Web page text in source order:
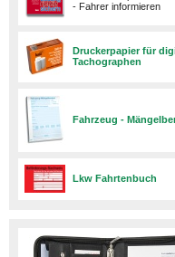
- Fahrer informieren
Druckerpapier für
Tachographen
Fahrzeug -
Lkw Fahrtenbuch